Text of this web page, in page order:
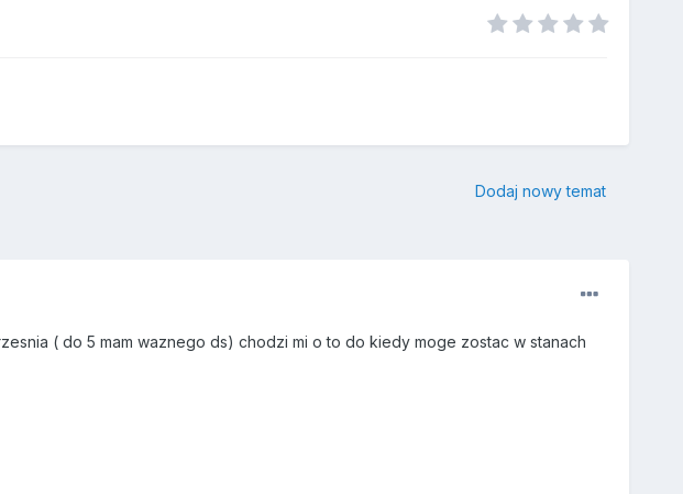
Dodaj nowy temat
( do 5 mam waznego ds) chodzi mi o to do kiedy moge zostac w stanach